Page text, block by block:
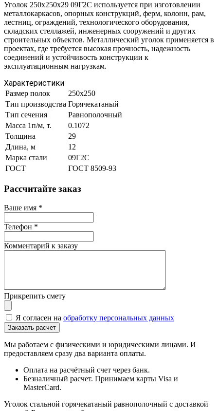
Уголок 250х250х29 09Г2С используется при изготовлении
металлокаркасов, опорных конструкций, ферм, колонн, рам,
лестниц, ограждений, технологического оборудования,
складских стеллажей, инженерных сооружений и других
строительных объектов. Металлический уголок применяется в
проектах, где требуется высокая прочность, надежность
соединений и устойчивость конструкции к
эксплуатационным нагрузкам.
Характеристики
Размер полок
250х250
Тип производства Горячекатаный
Тип сечения
Равнополочный
Масса 1п/м, т.
0.1072
Толщина
29
Длина, м
12
Марка стали
09Г2С
ГОСТ
ГОСТ 8509-93
Рассчитайте заказ
Ваше имя *
Телефон *
Комментарий к заказу
Прикрепить смету
Я согласен на обработку персональных данных
Мы работаем с физическими и юридическими лицами. И
предоставляем сразу два варианта оплаты.
Оплата на расчётный счет через банк.
Безналичный расчет. Принимаем карты Visa и
MasterCard.
Уголок стальной горячекатаный равнополочный с доставкой